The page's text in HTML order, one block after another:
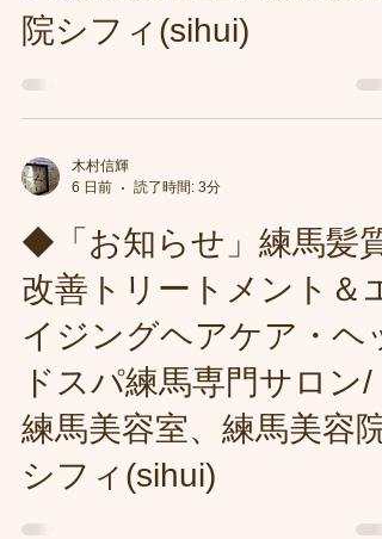
エイジングヘアケア・ヘ
ン/練馬美容室、練馬美容
院シフィ(sihui)
木村信輝
◆「お知らせ」練馬髪質
改善トリートメント＆エ
イジングヘアケア・ヘッ